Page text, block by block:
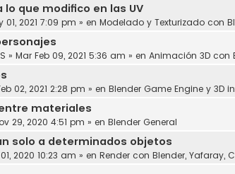
lo que modifico en las UV
01, 2021 7:09 pm » en Modelado y Texturizado con
» Mar Feb 09, 2021 5:36 am » en Animación 3D con
02, 2021 2:28 pm » en Blender Game Engine y 3D
materiales
29, 2020 4:51 pm » en Blender General
solo a determinados objetos
2020 10:23 am » en Render con Blender, Yafaray,